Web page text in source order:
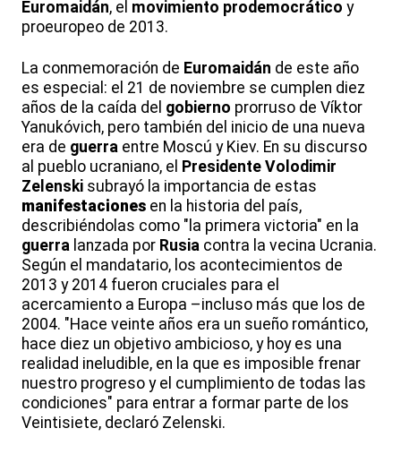
Euromaidán, el movimiento prodemocrático y
proeuropeo de 2013.
La conmemoración de Euromaidán de este año
es especial: el 21 de noviembre se cumplen diez
años de la caída del gobierno prorruso de Víktor
Yanukóvich, pero también del inicio de una nueva
era de guerra entre Moscú y Kiev. En su discurso
al pueblo ucraniano, el Presidente Volodimir
Zelenski subrayó la importancia de estas
manifestaciones en la historia del país,
describiéndolas como "la primera victoria" en la
guerra lanzada por Rusia contra la vecina Ucrania.
Según el mandatario, los acontecimientos de
2013 y 2014 fueron cruciales para el
acercamiento a Europa –incluso más que los de
2004. "Hace veinte años era un sueño romántico,
hace diez un objetivo ambicioso, y hoy es una
realidad ineludible, en la que es imposible frenar
nuestro progreso y el cumplimiento de todas las
condiciones" para entrar a formar parte de los
Veintisiete, declaró Zelenski.